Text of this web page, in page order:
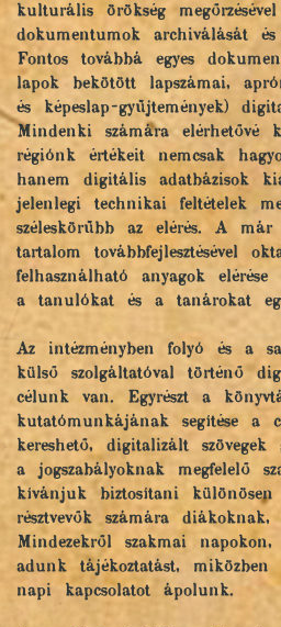
kulturális örökség
dokumentumok archiválását és
Fontos továbbá egyes
lapok bekötött lapszámai,
és képeslap-gyűjtemények)
Mindenki számára elérhetővé
régiónk értékeit nemcsak
hanem digitális adatbázisok
jelenlegi technikai feltételek
széleskörűbb az elérés. A
tartalom továbbfejlesztésével
felhasználható anyagok
a tanulókat és a tanárokat
Az intézményben folyó és a
külső szolgáltatóval történő
célunk van. Egyrészt a
kutatómunkájának segítése a
kereshető, digitalizált szövegek
a jogszabályoknak megfelelő
kívánjuk biztosítani különösen
résztvevők számára diákoknak,
Mindezekről szakmai napokon,
adunk tájékoztatást, miközben
napi kapcsolatot ápolunk.